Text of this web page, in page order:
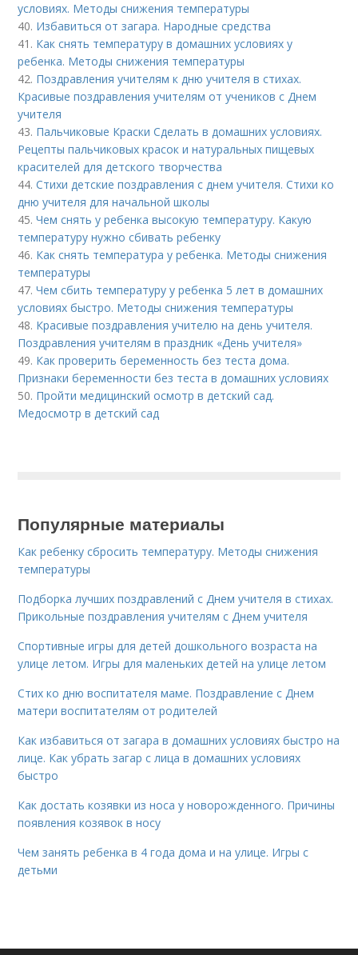
условиях. Методы снижения температуры
40. Избавиться от загара. Народные средства
41. Как снять температуру в домашних условиях у
ребенка. Методы снижения температуры
42. Поздравления учителям к дню учителя в стихах.
Красивые поздравления учителям от учеников с Днем
учителя
43. Пальчиковые Краски Сделать в домашних условиях.
Рецепты пальчиковых красок и натуральных пищевых
красителей для детского творчества
44.Стихи детские поздравления с днем учителя. Стихи ко
дню учителя для начальной школы
45.Чем снять у ребенка высокую температуру. Какую
температуру нужно сбивать ребенку
46. Как снять температура у ребенка. Методы снижения
температуры
47.Чем сбить температуру у ребенка 5 лет в домашних
условиях быстро. Методы снижения температуры
48. Красивые поздравления учителю на день учителя.
Поздравления учителям в праздник «День учителя»
49. Как проверить беременность без теста дома.
Признаки беременности без теста в домашних условиях
50. Пройти медицинский осмотр в детский сад.
Медосмотр в детский сад
Популярные материалы
Как ребенку сбросить температуру. Методы снижения
температуры
Подборка лучших поздравлений с Днем учителя в стихах.
Прикольные поздравления учителям с Днем учителя
Спортивные игры для детей дошкольного возраста на
улице летом. Игры для маленьких детей на улице летом
Стих ко дню воспитателя маме. Поздравление с Днем
матери воспитателям от родителей
Как избавиться от загара в домашних условиях быстро на
лице. Как убрать загар с лица в домашних условиях
быстро
Как достать козявки из носа у новорожденного. Причины
появления козявок в носу
Чем занять ребенка в 4 года дома и на улице. Игры с
детьми